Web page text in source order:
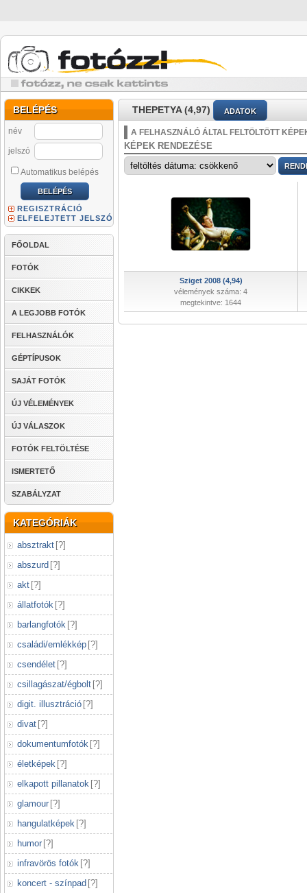
BELÉPÉS
név
jelszó
Automatikus belépés
REGISZTRÁCIÓ
ELFELEJTETT JELSZÓ
FŐOLDAL
FOTÓK
CIKKEK
A LEGJOBB FOTÓK
FELHASZNÁLÓK
GÉPTÍPUSOK
SAJÁT FOTÓK
ÚJ VÉLEMÉNYEK
ÚJ VÁLASZOK
FOTÓK FELTÖLTÉSE
ISMERTETŐ
SZABÁLYZAT
KATEGÓRIÁK
absztrakt [?]
abszurd [?]
akt [?]
állatfotók [?]
barlangfotók [?]
családi/emlékkép [?]
csendélet [?]
csillagászat/égbolt [?]
digit. illusztráció [?]
divat [?]
dokumentumfotók [?]
életképek [?]
elkapott pillanatok [?]
glamour [?]
hangulatképek [?]
humor [?]
infravörös fotók [?]
koncert - színpad [?]
THEPETYA (4,97) ADATOK
A FELHASZNÁLÓ ÁLTAL FELTÖLTÖTT
KÉPEK RENDEZÉSE
Sziget 2008 (4,94)
vélemények száma: 4
megtekintve: 1644